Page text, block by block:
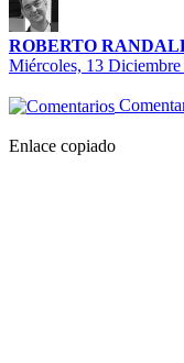
ROBERTO
Miércoles, 13
Enlace copiado